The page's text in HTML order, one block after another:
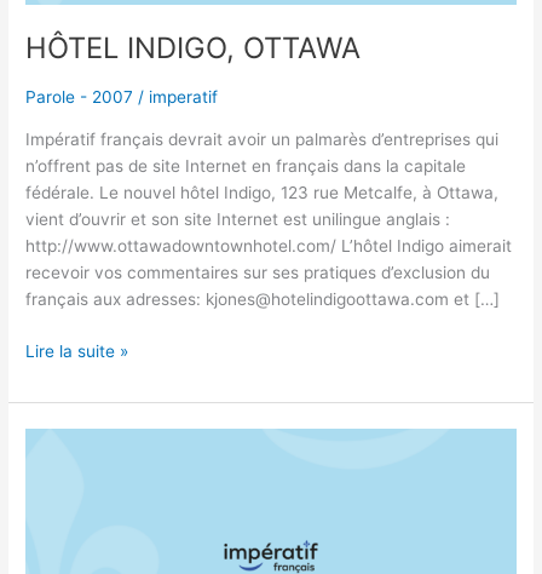
HÔTEL INDIGO, OTTAWA
Parole - 2007 / imperatif
Impératif français devrait avoir un palmarès d’entreprises qui
n’offrent pas de site Internet en français dans la capitale
fédérale. Le nouvel hôtel Indigo, 123 rue Metcalfe, à Ottawa,
vient d’ouvrir et son site Internet est unilingue anglais :
http://www.ottawadowntownhotel.com/ L’hôtel Indigo aimerait
recevoir vos commentaires sur ses pratiques d’exclusion du
français aux adresses: kjones@hotelindigoottawa.com et […]
Lire la suite »